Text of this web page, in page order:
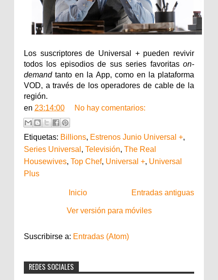
Los suscriptores de Universal + pueden revivir
todos los episodios de sus series favoritas on-
demandtanto en la App, como en la plataforma
VOD, a través de los operadores de cable de la
región.
en 23:14:00 No hay comentarios:
Etiquetas: Billions, Estrenos Junio Universal +,
Series Universal , Televisión, The Real
Housewives, Top Chef, Universal +, Universal
Plus
Entradas antiguas
Inicio
Ver versión para móviles
Suscribirse a: Entradas (Atom)
REDES SOCIALES